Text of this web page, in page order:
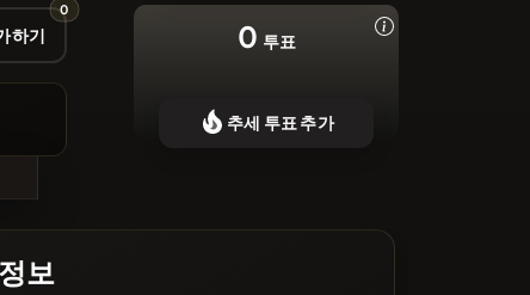
#2058
하기
0
0 투표
추세 투표 추가
정보